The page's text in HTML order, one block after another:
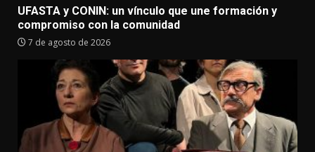
UFASTA y CONIN: un vínculo que une formación y
compromiso con la comunidad
7 de agosto de 2026